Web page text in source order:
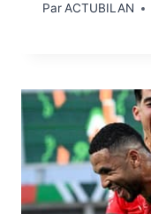
ParACTUBILAN